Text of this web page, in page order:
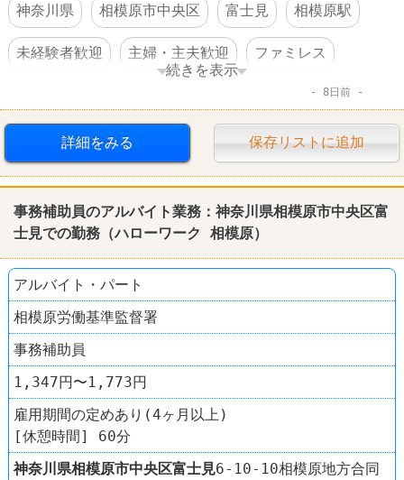
神奈川県
相模原市中央区 富士見 相模原駅
未経験者歓迎 主婦・主夫歓迎 ファミレス
続きを表示
8日前
詳細をみる 保存リストに追加
事務補助員のアルバイト業務：神奈川県相模原市中央区富
士見での勤務（ハローワーク 相模原）
アルバイト・パート
相模原労働基準監督署
事務補助員
1,347円〜1,773円
雇用期間の定めあり(4ヶ月以上)
[休憩時間] 60分
神奈川県相模原市中央区富士見6-10-10相模原地方合同